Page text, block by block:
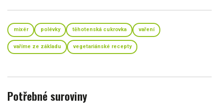
mixér polévky těhotenská cukrovka vaření
vaříme ze základu vegetariánské recepty
Potřebné suroviny